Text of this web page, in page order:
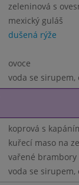
zeleninová s
mexický guláš
dušená rýže
ovoce
voda se sirupem,
koprová s
kuřecí maso na
vařené brambory
voda se sirupem,